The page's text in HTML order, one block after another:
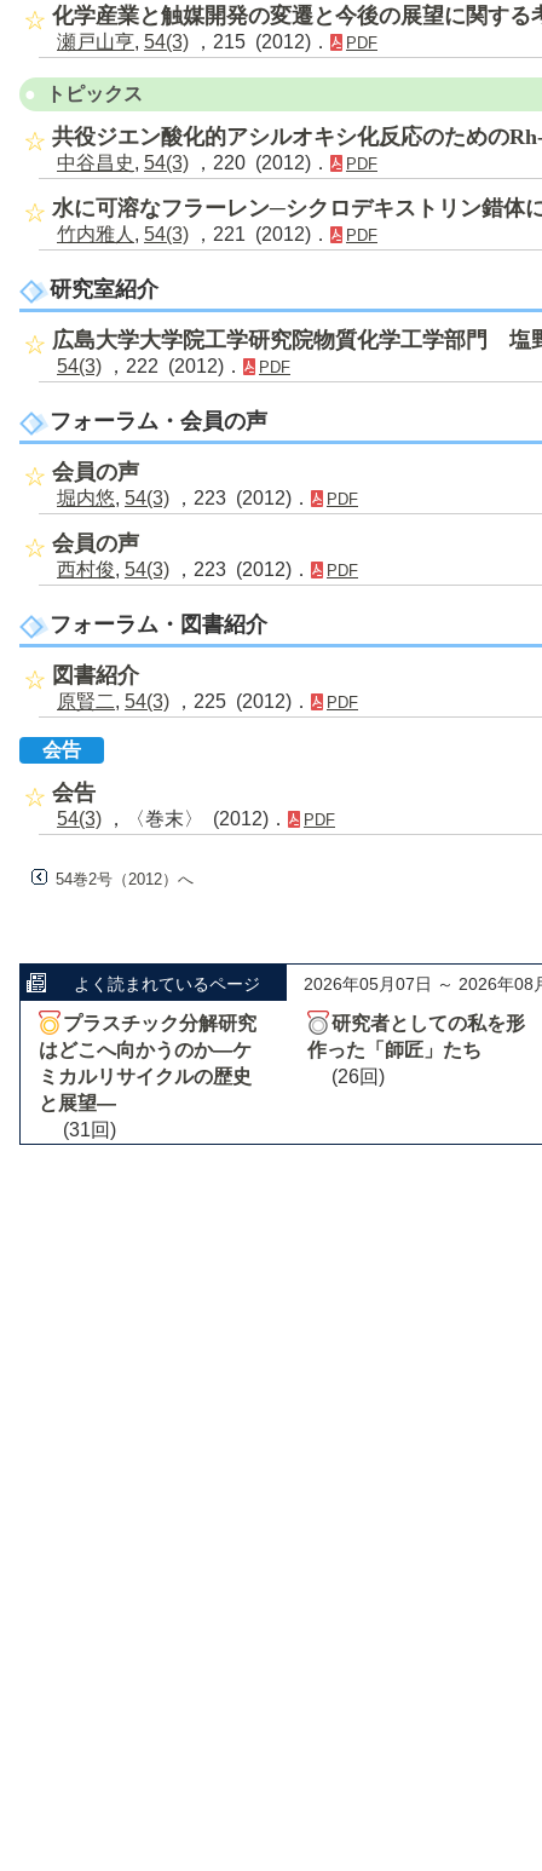
化学産業と触媒開発の変遷と今後の展望に関する
瀬戸山亨, 54(3) ，215 (2012)． PDF
トピックス
共役ジエン酸化的アシルオキシ化反応のための
中谷昌史, 54(3) ，220 (2012)． PDF
水に可溶なフラーレン─シクロデキストリン錯体
竹内雅人 , 54(3) ，221 (2012)． PDF
研究室紹介
広島大学大学院工学研究院物質化学工学部門
54(3) ，222 (2012)． PDF
フォーラム・会員の声
会員の声
堀内悠, 54(3) ，223 (2012)． PDF
会員の声
西村俊, 54(3) ，223 (2012)． PDF
フォーラム・図書紹介
図書紹介
原賢二, 54(3) ，225 (2012)． PDF
会告
会告
54(3) ，〈巻末〉 (2012)． PDF
54巻2号（2012）へ
よく読まれているページ 2026年05月07日 ～ 2026年08
プラスチック分解研究
はどこへ向かうのか―ケ
ミカルリサイクルの歴史
と展望―
(31回)
研究者としての私を形
作った「師匠」たち
(26回)